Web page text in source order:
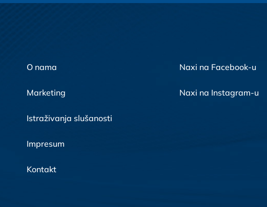
O nama
Marketing
Istraživanja slušanosti
Impresum
Kontakt
Naxi na Facebook-u
Naxi na Instagram-u